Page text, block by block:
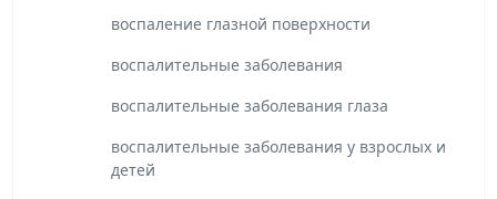
воспаление глазной поверхности
воспалительные заболевания
воспалительные заболевания глаза
воспалительные заболевания у взрослых и
детей